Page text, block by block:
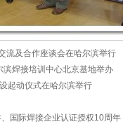
流及合作座谈会在哈尔滨举行
焊接培训中心北京基地举办
起动仪式在哈尔滨举行
国际焊接企业认证授权10周年